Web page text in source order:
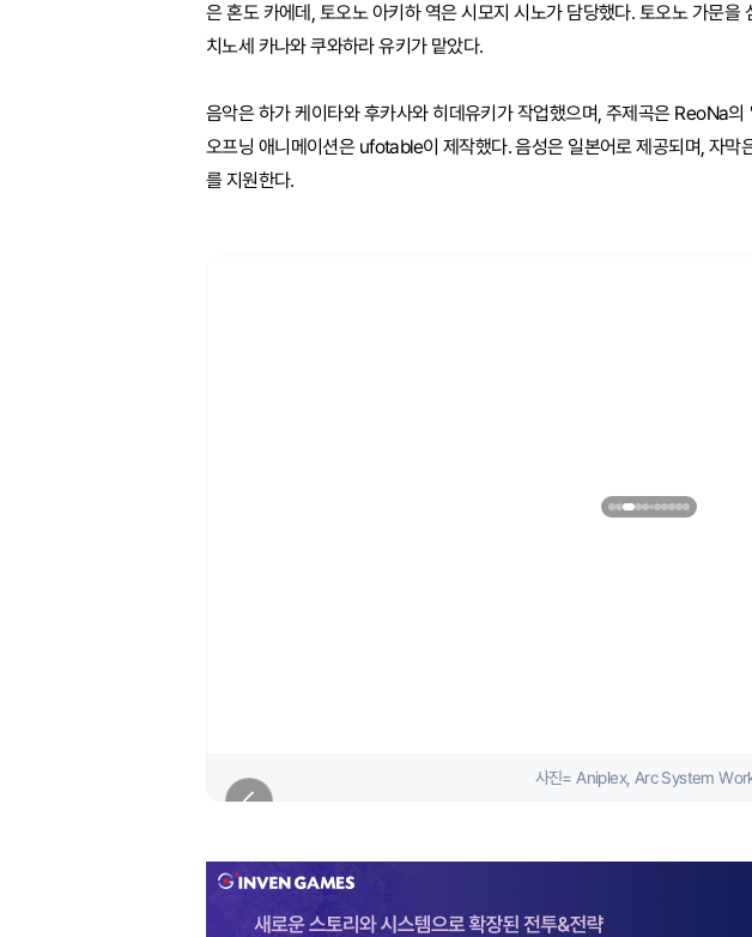
은 혼도 카에데, 토오노 아키하 역은 시모지 시노가 담당했다. 토오노 가문을
치노세 카나와 쿠와하라 유키가 맡았다.
음악은 하가 케이타와 후카사와 히데유키가 작업했으며, 주제곡은 ReoNa
오프닝 애니메이션은 ufotable이 제작했다. 음성은 일본어로 제공되며, 자막
를 지원한다.
사진= Aniplex, Arc System